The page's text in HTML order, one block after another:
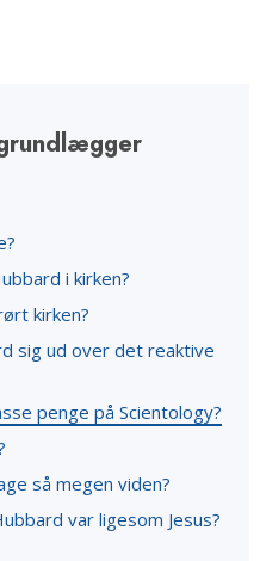
i kirken?
kirken?
sig ud over det reaktive
penge på Scientology?
så megen viden?
var ligesom Jesus?